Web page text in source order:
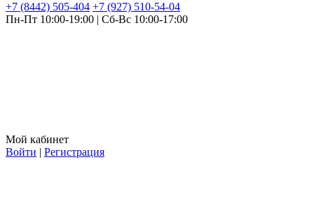
+7 (8442) 505-404 +7 (927) 510-54-04
Пн-Пт 10:00-19:00 | Сб-Вс 10:00-17:00
Мой кабинет
Войти | Регистрация